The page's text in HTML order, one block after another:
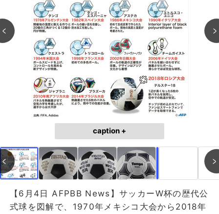
caption +
中 画像作成中
【6月4日 AFPBB News】サッカーW杯の歴代公
式球を図解で、1970年メキシコ大会から2018年